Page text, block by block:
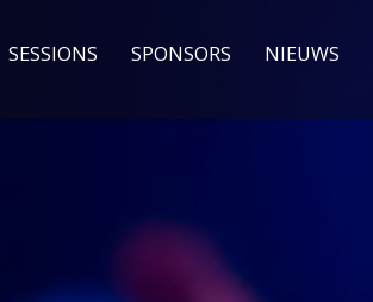
SESSIONS SPONSORS NIEUWS